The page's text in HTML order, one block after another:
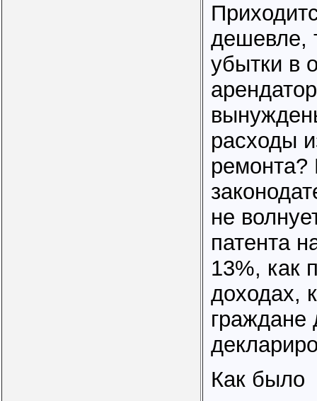
дешевле,
убытки в
расходы
ремонта?
не
патента
13%, как
доходах,
Как было